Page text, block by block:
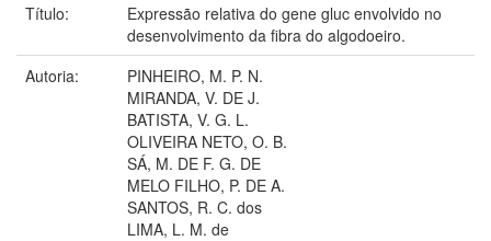
Título:
Expressão relativa do gene gluc envolvido no
desenvolvimento da fibra do algodoeiro.
Autoria:
PINHEIRO, M. P. N.
MIRANDA, V. DE J.
BATISTA, V. G. L.
OLIVEIRA NETO, O. B.
SÁ, M. DE F. G. DE
MELO FILHO, P. DE A.
SANTOS, R. C. dos
LIMA, L. M. de